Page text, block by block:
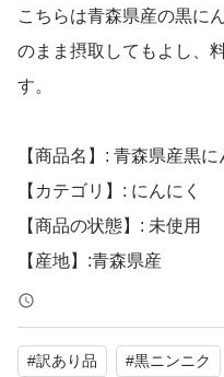
こちらは青森県産の黒に
のまま摂取してもよし、
す。
【商品名】: 青森県産黒
【カテゴリ】: にんにく
【商品の状態】: 未使用
【産地】:青森県産
【原料】: 青森県産福地ホ
【賞味期限】: 発送日〜半
【重量】: 700g
#訳あり品 #黒ニンニク